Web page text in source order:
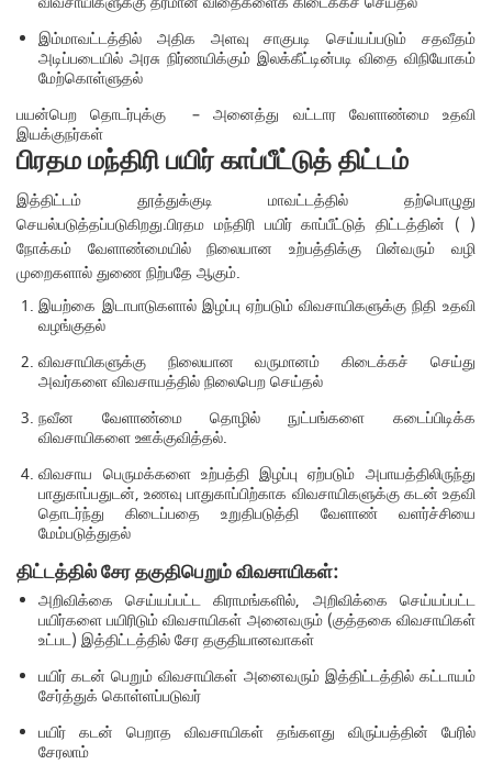
இம்மாவட்டத்தில் அதிக அளவு சாகுபடி செய்யப்படும் சதவீதம்
அடிப்படையில் அரசு நிர்ணயிக்கும் இலக்கீட்டின்படி விதை விநியோகம்
மேற்கொள்ளுதல்
பயன்பெற தொடர்புக்கு – அனைத்து வட்டார வேளாண்மை உதவி
இயக்குநர்கள்
பிரதம மந்திரி பயிர் காப்பீட்டுத் திட்டம்
இத்திட்டம் தூத்துக்குடி மாவட்டத்தில் தற்பொழுது
செயல்படுத்தப்படுகிறது.பிரதம மந்திரி பயிர் காப்பீட்டுத் திட்டத்தின் ( )
நோக்கம் வேளாண்மையில் நிலையான உற்பத்திக்கு பின்வரும் வழி
முறைகளால் துணை நிற்பதே ஆகும்.
இயற்கை இடாபாடுகளால் இழப்பு ஏற்படும் விவசாயிகளுக்கு நிதி உதவி
வழங்குதல்
விவசாயிகளுக்கு நிலையான வருமானம் கிடைக்கச் செய்து
அவர்களை விவசாயத்தில் நிலைபெற செய்தல்
நவீன வேளாண்மை தொழில் நுட்பங்களை கடைப்பிடிக்க
விவசாயிகளை ஊக்குவித்தல்.
விவசாய பெருமக்களை உற்பத்தி இழப்பு ஏற்படும் அபாயத்திலிருந்து
பாதுகாப்பதுடன், உணவு பாதுகாப்பிற்காக விவசாயிகளுக்கு கடன் உதவி
தொடர்ந்து கிடைப்பதை உறுதிபடுத்தி வேளாண் வளர்ச்சியை
மேம்படுத்துதல்
திட்டத்தில் சேர தகுதிபெறும் விவசாயிகள்:
அறிவிக்கை செய்யப்பட்ட கிராமங்களில், அறிவிக்கை செய்யப்பட்ட
பயிர்களை பயிரிடும் விவசாயிகள் அனைவரும் (குத்தகை விவசாயிகள்
உட்பட) இத்திட்டத்தில் சேர தகுதியானவாகள்
பயிர் கடன் பெறும் விவசாயிகள் அனைவரும் இத்திட்டத்தில் கட்டாயம்
சேர்த்துக் கொள்ளப்படுவர்
பயிர் கடன் பெறாத விவசாயிகள் தங்களது விருப்பத்தின் பேரில்
சேரலாம்